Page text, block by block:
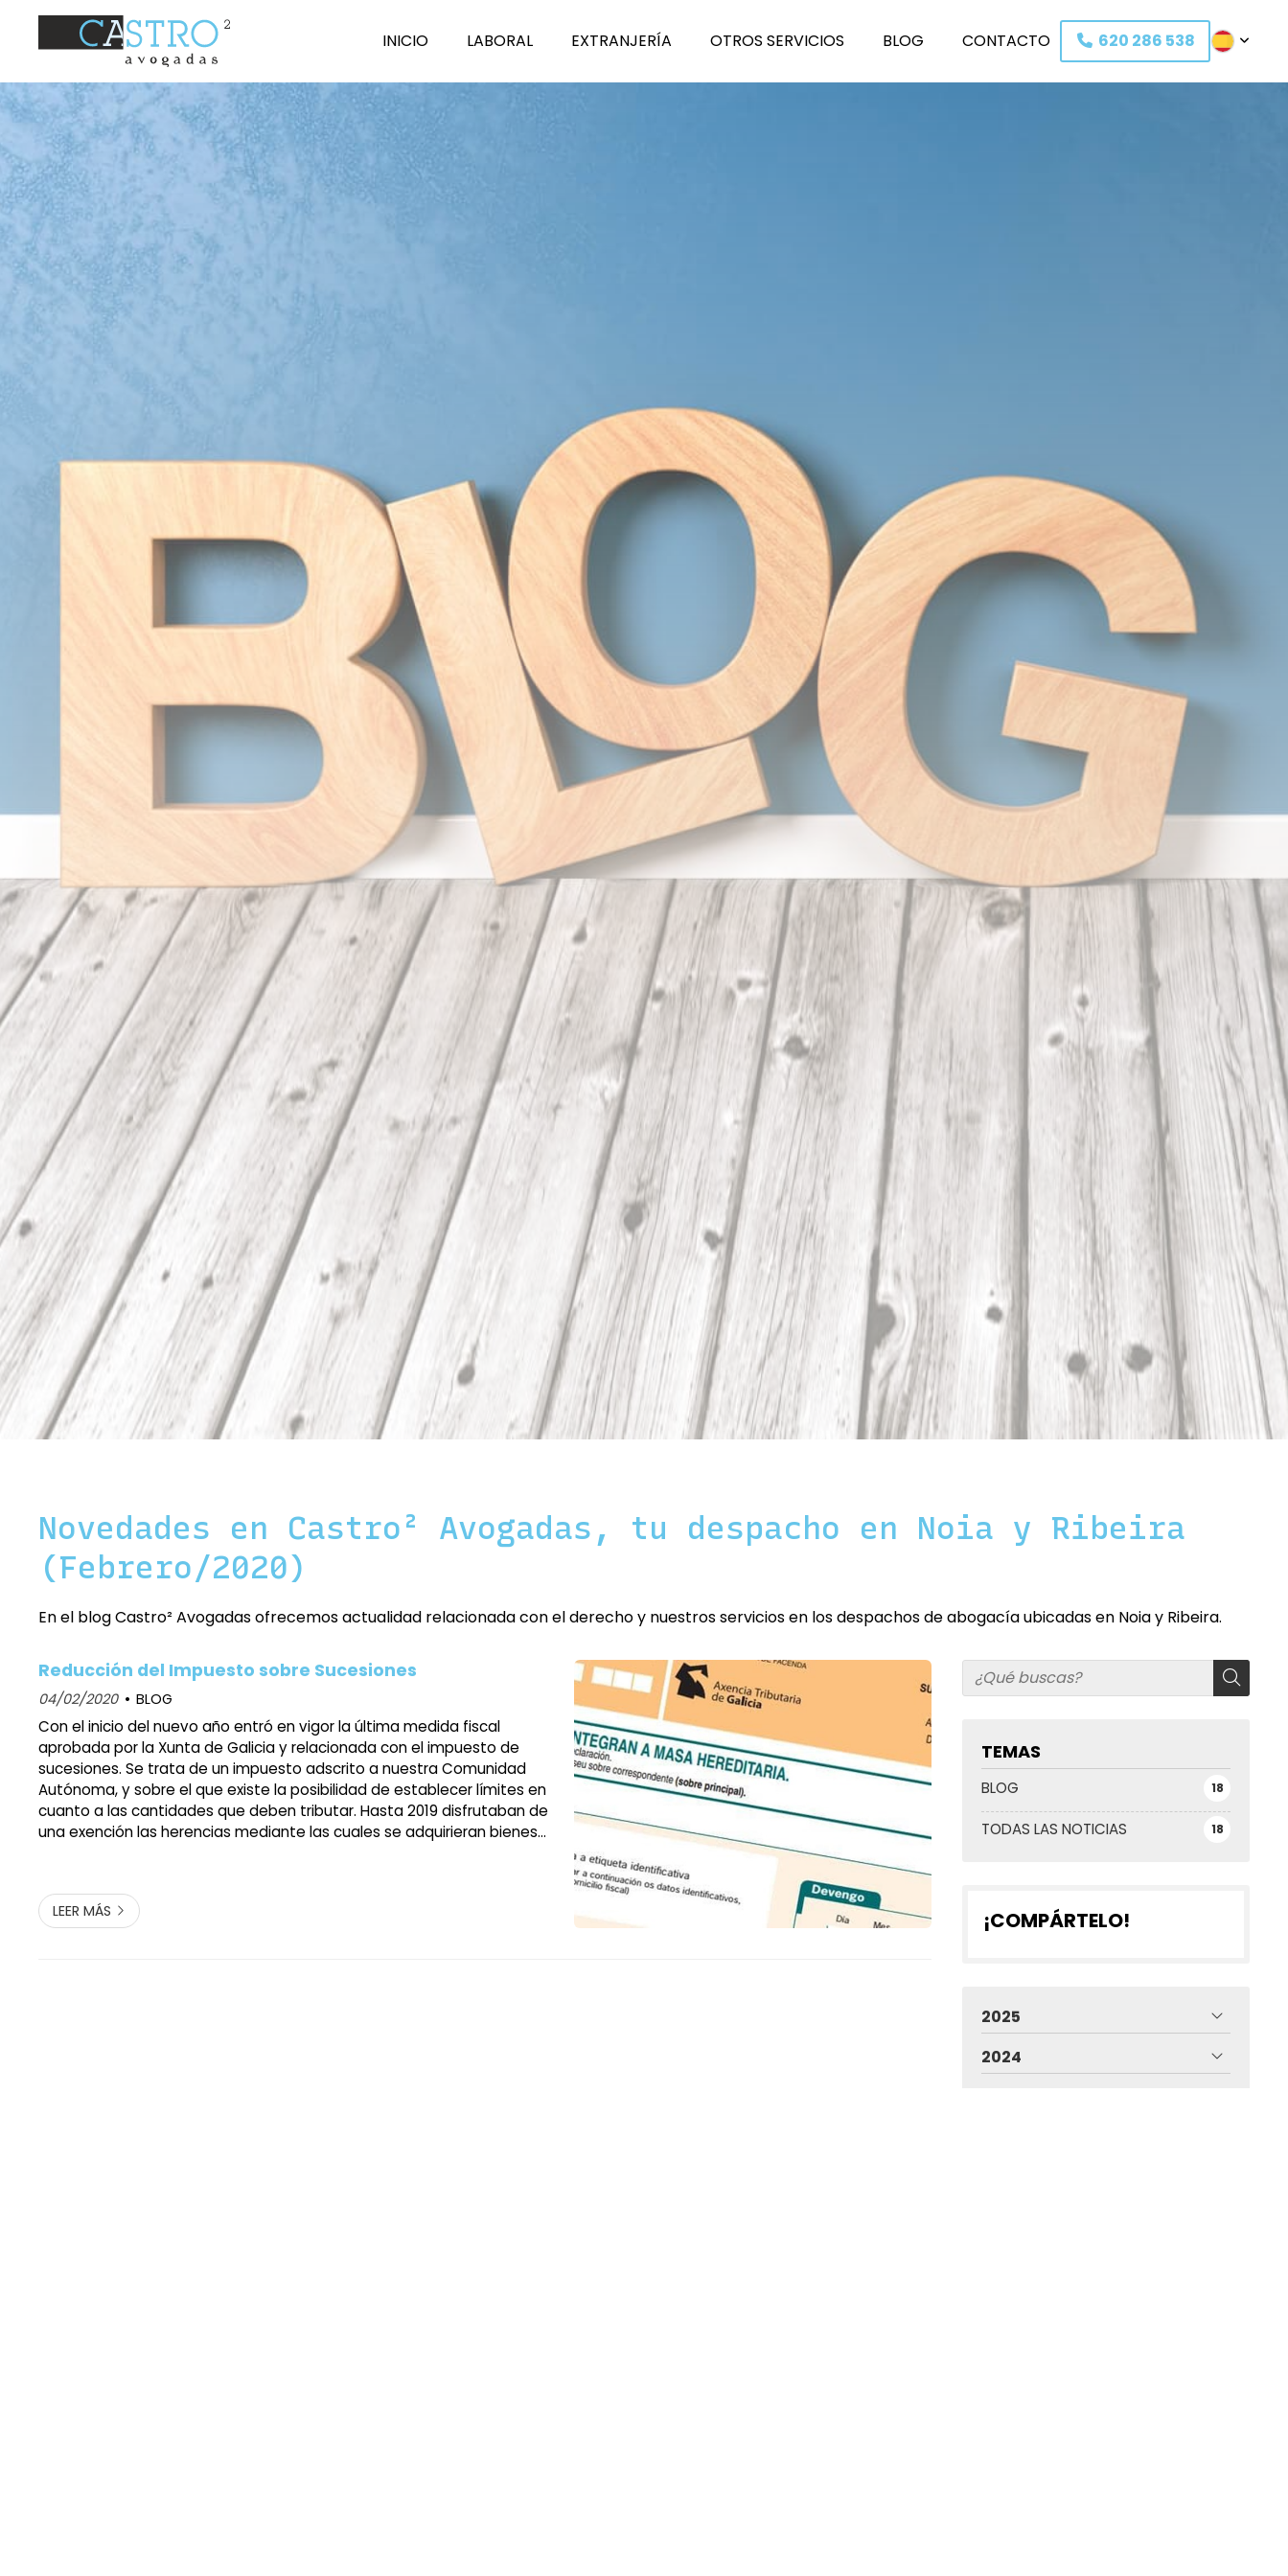
INICIO LABORAL EXTRANJERÍA OTROS SERVICIOS BLOG CONTACTO 620 286 538
Novedades en Castro² Avogadas, tu despacho en Noia y Ribeira
(Febrero/2020)
En el blog Castro² Avogadas ofrecemos actualidad relacionada con el derecho y nuestros servicios en los despachos de abogacía ubicadas en Noia y Ribeira.
TEMAS
TODAS LAS NOTICIAS 18
BLOG 18
Reducción del Impuesto sobre Sucesiones
04/02/2020 BLOG
Con el inicio del nuevo año entró en vigor la última medida fiscal
aprobada por la Xunta de Galicia y relacionada con el impuesto de
sucesiones. Se trata de un impuesto adscrito a nuestra Comunidad
Autónoma, y sobre el que existe la posibilidad de establecer límites en
cuanto a las cantidades que deben tributar. Hasta 2019 disfrutaban de
una exención las herencias mediante las cuales se adquirieran bienes
LEER MÁS ¡COMPÁRTELO!
2025
2024